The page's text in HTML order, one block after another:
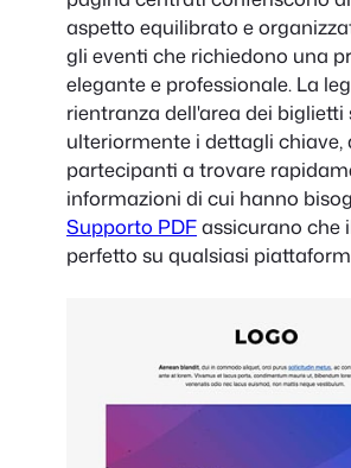
aspetto equilibrato e
gli eventi che richiedono una
elegante e professionale. La
rientranza dell'area dei biglietti
ulteriormente i dettagli chiave,
partecipanti a trovare
informazioni di cui hanno
Supporto PDFassicurano che
perfetto su qualsiasi